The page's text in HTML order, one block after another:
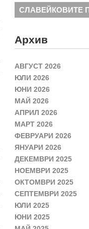
СЛАВЕЙКОВИТЕ
Архив
АВГУСТ 2026
ЮЛИ 2026
ЮНИ 2026
МАЙ 2026
АПРИЛ 2026
МАРТ 2026
ФЕВРУАРИ 2026
ЯНУАРИ 2026
ДЕКЕМВРИ 2025
НОЕМВРИ 2025
ОКТОМВРИ 2025
СЕПТЕМВРИ 2025
ЮЛИ 2025
ЮНИ 2025